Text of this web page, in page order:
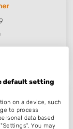
default setting
on a device, such
to process
data based
You may